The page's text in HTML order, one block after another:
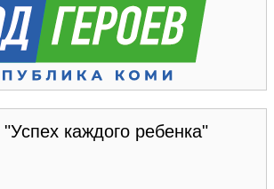
каждого ребенка"